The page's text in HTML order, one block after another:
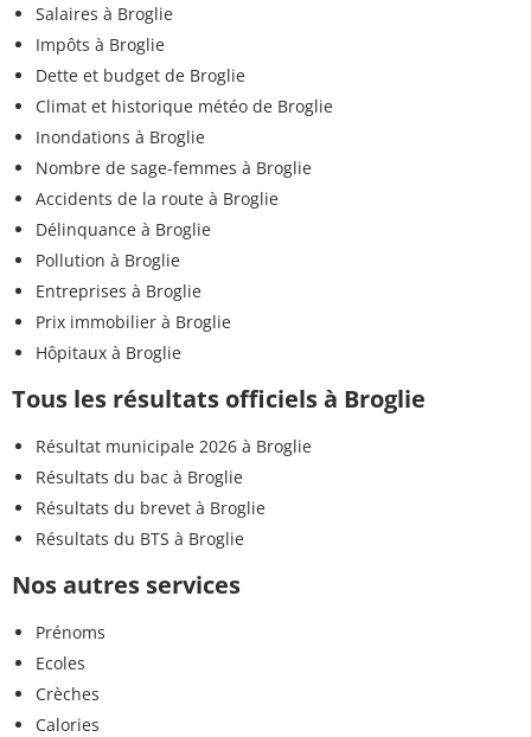
Salaires à Broglie
Impôts à Broglie
Dette et budget de Broglie
Climat et historique météo de Broglie
Inondations à Broglie
Nombre de sage-femmes à Broglie
Accidents de la route à Broglie
Délinquance à Broglie
Pollution à Broglie
Entreprises à Broglie
Prix immobilier à Broglie
Hôpitaux à Broglie
Tous les résultats officiels à Broglie
Résultat municipale 2026 à Broglie
Résultats du bac à Broglie
Résultats du brevet à Broglie
Résultats du BTS à Broglie
Nos autres services
Prénoms
Ecoles
Crèches
Calories